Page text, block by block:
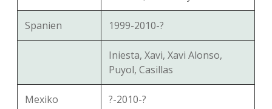
Spanien 1999-2010-?
Iniesta, Xavi, Xavi Alonso,
Puyol, Casillas
Mexiko ?-2010-?